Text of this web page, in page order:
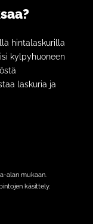
hintalaskurilla
kylpyhuoneen
laskuria ja
alan mukaan.
käsittely.